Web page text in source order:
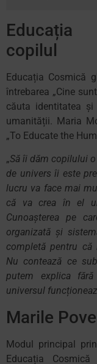
Educația
copilul
Educația Cosmică
întrebarea „Cine
căuta identitatea
umanității. Maria
„To Educate the
„Să îi dăm copilului
de univers îi este
lucru va face mai
că va crea în el
Cunoașterea pe
organizată și
completă pentru că
Nu contează ce
putem explica
universul
Marile
Modul principal
Educația